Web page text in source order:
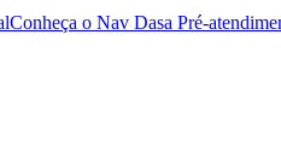
Conheça o Nav Dasa Pré-